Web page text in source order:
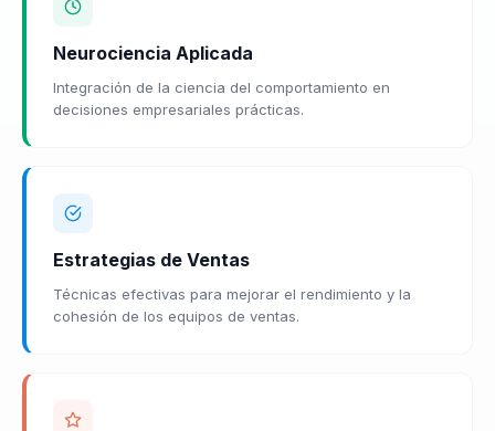
Neurociencia Aplicada
Integración de la ciencia del comportamiento en
decisiones empresariales prácticas.
Estrategias de Ventas
Técnicas efectivas para mejorar el rendimiento y la
cohesión de los equipos de ventas.